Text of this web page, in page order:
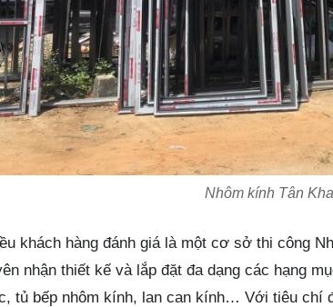
Nhôm kính Tân
khách hàng đánh giá là một cơ sở thi công
nhận thiết kế và lắp đặt đa dạng các hạng
tủ bếp nhôm kính, lan can kính… Với tiêu chí